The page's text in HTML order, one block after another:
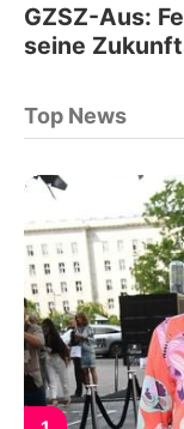
GZSZ-Aus:
seine
Top News